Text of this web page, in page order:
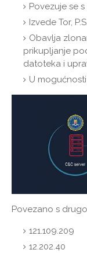
Povezuje se
Izvede Tor,
Obavlja
prikupljanje
datoteka i
U
Povezano s
121.109.209
12.202.40